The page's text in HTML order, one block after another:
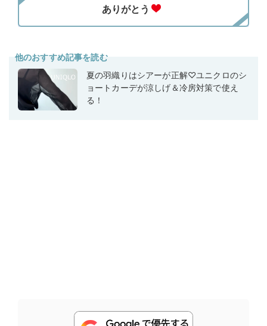
他のおすすめ記事を読む
夏の羽織りはシアーが正解♡ユニクロのシ
ョートカーデが涼しげ＆冷房対策で使え
る！